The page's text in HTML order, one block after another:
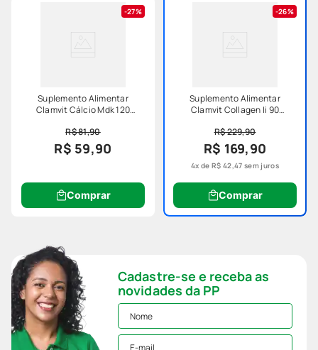
27%
Suplemento Alimentar
Clamvit Cálcio Mdk 120
R$ 81,90
R$ 59,90
Comprar
26%
Suplemento Alimentar
Clamvit Collagen Ii 90
R$ 229,90
R$ 169,90
4x deR$ 42,47 sem juros
Comprar
Cadastre-se e receba as
novidades da PP